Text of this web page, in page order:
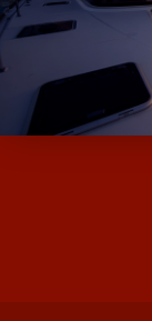
ALPHA
DE